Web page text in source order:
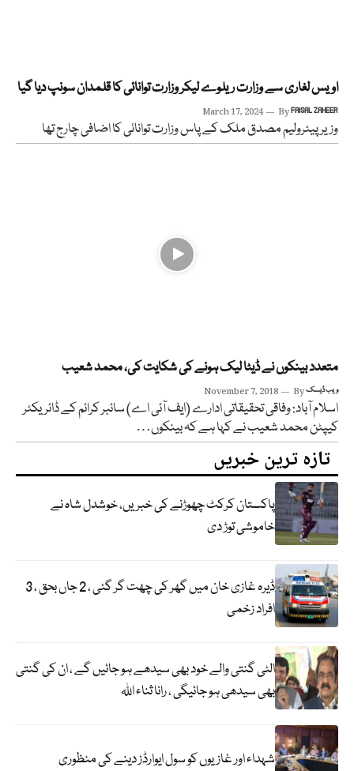
اویس لغاری سے وزارت ریلوے لیکر وزارت توانائی کا قلمدان سونپ دیا گیا
March 17, 2024 ByFAISAL ZAHEER
وزیر پیٹرولیم مصدق ملک کے پاس وزارت توانائی کا اضافی چارج تھا
متعدد بینکوں نے ڈیٹا لیک ہونے کی شکایت کی، محمد شعیب
November 7, 2018 Byویب ڈیسک
اسلام آباد: وفاقی تحقیقاتی ادارے (ایف آئی اے) سائبر کرائم کے ڈائریکٹر
کیپٹن محمد شعیب نے کہا ہے کہ بینکوں…
تازہ ترین خبریں
پاکستان کرکٹ چھوڑنے کی خبریں، خوشدل شاہ نے
خاموشی توڑ دی
ڈیرہ غازی خان میں گھر کی چھت گر گئی ، 2 جاں بحق ، 3
افراد زخمی
الٹی گنتی والے خود بھی سیدھے ہو جائیں گے ، ان کی گنتی
بھی سیدھی ہو جائیگی ، رانا ثناء اللہ
شہداء اور غازیوں کو سول ایوارڈز دینے کی منظوری